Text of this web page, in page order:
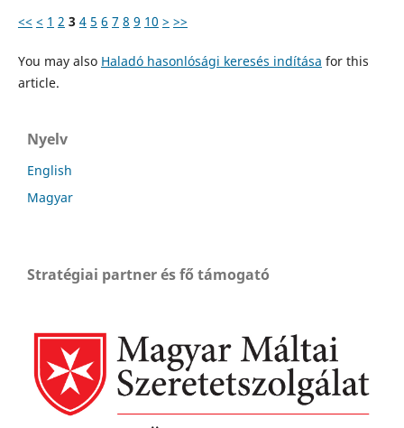
<< < 1 2 3 4 5 6 7 8 9 10 > >>
You may also Haladó hasonlósági keresés indítása for this
article.
Nyelv
English
Magyar
Stratégiai partner és fő támogató